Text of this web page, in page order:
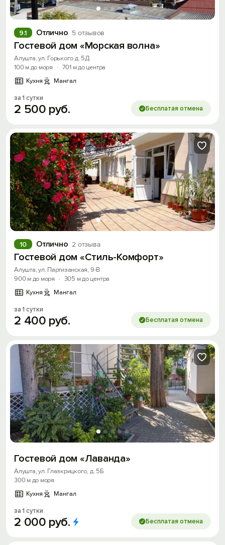
Отлично 5 отзывов
9.1
Гостевой дом «Морская волна»
Алушта, ул. Горького д. 5Д
100 м до моря
· 701 м до центра
Кухня
Мангал
за 1 сутки
2 500 руб. Бесплатая отмена
Отлично 2 отзыва
10
Гостевой дом «Стиль-Комфорт»
Алушта, ул. Партизанская, 9-В
900 м до моря
· 305 м до центра
Кухня
Мангал
за 1 сутки
2 400 руб. Бесплатая отмена
Гостевой дом «Лаванда»
Алушта, ул. Глазкрицкого, д. 5Б
300 м до моря
Кухня
Мангал
за 1 сутки
2 000 руб. Бесплатая отмена